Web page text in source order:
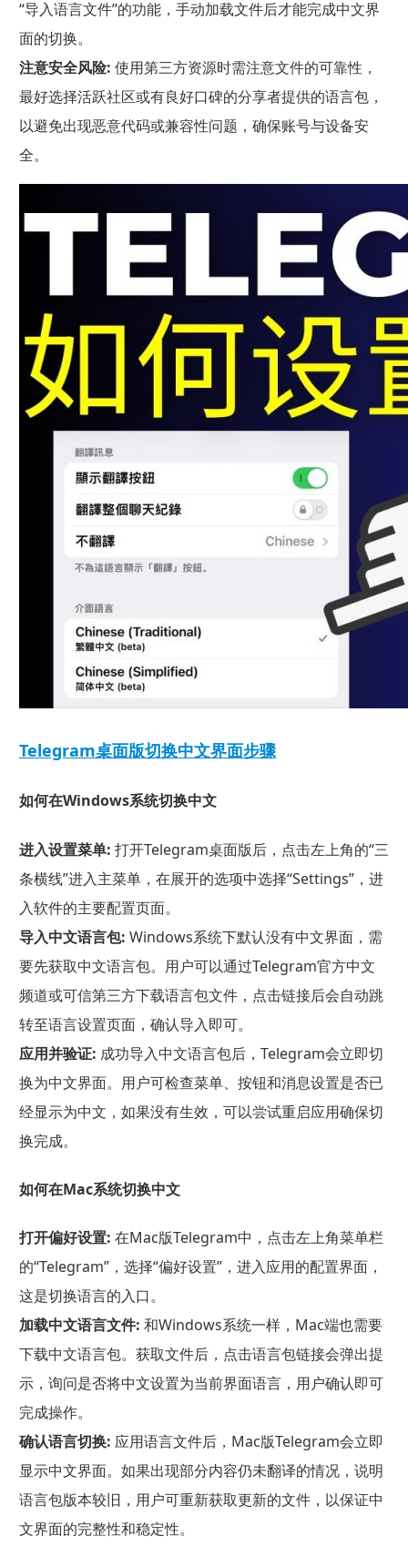
“导入语言文件”的功能，手动加载文件后才能完成中文界
面的切换。
注意安全风险: 使用第三方资源时需注意文件的可靠性，
最好选择活跃社区或有良好口碑的分享者提供的语言包，
以避免出现恶意代码或兼容性问题，确保账号与设备安
全。
Telegram桌面版切换中文界面步骤
如何在Windows系统切换中文
进入设置菜单: 打开Telegram桌面版后，点击左上角的“三
条横线”进入主菜单，在展开的选项中选择“Settings”，进
入软件的主要配置页面。
导入中文语言包: Windows系统下默认没有中文界面，需
要先获取中文语言包。用户可以通过Telegram官方中文
频道或可信第三方下载语言包文件，点击链接后会自动跳
转至语言设置页面，确认导入即可。
应用并验证: 成功导入中文语言包后，Telegram会立即切
换为中文界面。用户可检查菜单、按钮和消息设置是否已
经显示为中文，如果没有生效，可以尝试重启应用确保切
换完成。
如何在Mac系统切换中文
打开偏好设置: 在Mac版Telegram中，点击左上角菜单栏
的“Telegram”，选择“偏好设置”，进入应用的配置界面，
这是切换语言的入口。
加载中文语言文件: 和Windows系统一样，Mac端也需要
下载中文语言包。获取文件后，点击语言包链接会弹出提
示，询问是否将中文设置为当前界面语言，用户确认即可
完成操作。
确认语言切换: 应用语言文件后，Mac版Telegram会立即
显示中文界面。如果出现部分内容仍未翻译的情况，说明
语言包版本较旧，用户可重新获取更新的文件，以保证中
文界面的完整性和稳定性。